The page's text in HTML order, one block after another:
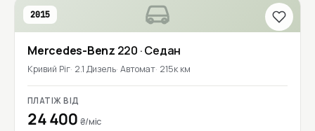
2015
Mercedes-Benz 220 · Седан
Кривий Ріг 2.1 Дизель Автомат 215к км
ПЛАТІЖ ВІД
24 400 ₴/міс